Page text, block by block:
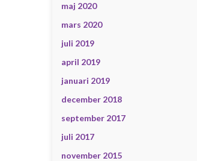
maj 2020
mars 2020
juli 2019
april 2019
januari 2019
december 2018
september 2017
juli 2017
november 2015